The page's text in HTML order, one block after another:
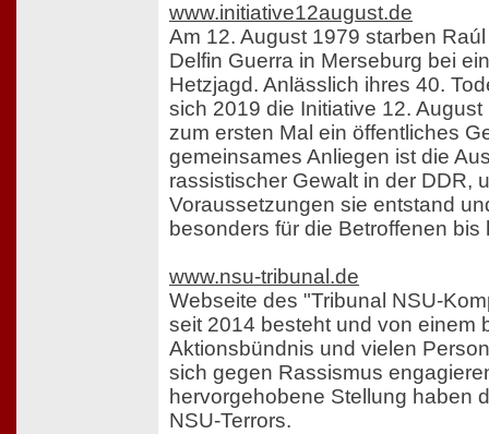
www.initiative12august.de
Am 12. August 1979 starben
Delfin Guerra in Merseburg bei
Hetzjagd. Anlässlich ihres 40.
sich 2019 die Initiative 12.
zum ersten Mal ein öffentliches
gemeinsames Anliegen ist die
rassistischer Gewalt in der DDR,
Voraussetzungen sie entstand
besonders für die Betroffenen bis
www.nsu-tribunal.de
Webseite des "Tribunal NSU-
seit 2014 besteht und von einem
Aktionsbündnis und vielen
sich gegen Rassismus
hervorgehobene Stellung haben
NSU-Terrors.